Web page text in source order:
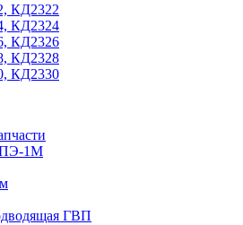
КД2322
КД2324
КД2326
КД2328
КД2330
ПЭ-1М
ГВП